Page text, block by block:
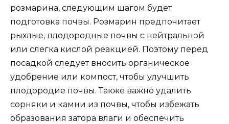
розмарина, следующим шагом будет
подготовка почвы. Розмарин предпочитает
рыхлые, плодородные почвы с нейтральной
или слегка кислой реакцией. Поэтому перед
посадкой следует вносить органическое
удобрение или компост, чтобы улучшить
плодородие почвы. Также важно удалить
сорняки и камни из почвы, чтобы избежать
образования затора влаги и обеспечить